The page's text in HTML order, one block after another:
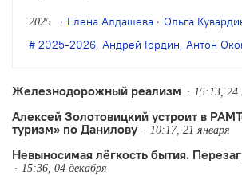
Оконешникова, Юрия
Алексея Мартынова,
Данилова, а также
мультижанровые проекты,
тотальная инсталляция,
к юбилею…
2025 Елена Алдашева
Ольга
2025-2026, Андрей Гордин, Антон
Железнодорожный реализм 15:13,
Алексей Золотовицкий устроит в
туризм» по Данилову
10:17, 21 января
Невыносимая лёгкость бытия.
15:36, 04 декабря